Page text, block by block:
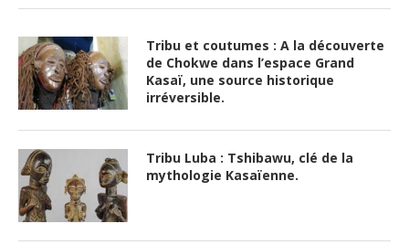
Tribu et coutumes : A la découverte
de Chokwe dans l’espace Grand
Kasaï, une source historique
irréversible.
Tribu Luba : Tshibawu, clé de la
mythologie Kasaïenne.